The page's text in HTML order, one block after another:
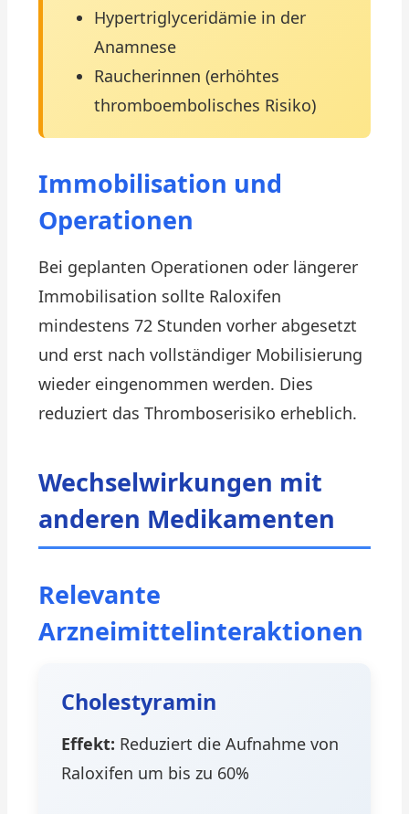
Hypertriglyceridämie in der
Anamnese
Raucherinnen (erhöhtes
thromboembolisches Risiko)
Immobilisation und
Operationen
Bei geplanten Operationen oder längerer
Immobilisation sollte Raloxifen
mindestens 72 Stunden vorher abgesetzt
und erst nach vollständiger Mobilisierung
wieder eingenommen werden. Dies
reduziert das Thromboserisiko erheblich.
Wechselwirkungen mit
anderen Medikamenten
Relevante
Arzneimittelinteraktionen
Cholestyramin
Effekt: Reduziert die Aufnahme von
Raloxifen um bis zu 60%